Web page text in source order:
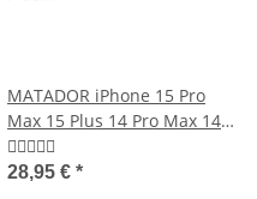
MATADOR iPhone 15 Pro
Max 15 Plus 14 Pro Max 14
Plus Leder-Case Braun
28,95 € *